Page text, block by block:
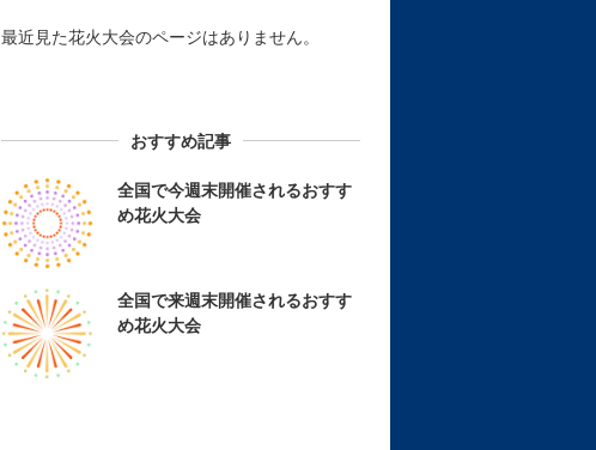
最近見た花火大会のページはありません。
おすすめ記事
全国で今週末開催されるおすす
め花火大会
全国で来週末開催されるおすす
め花火大会